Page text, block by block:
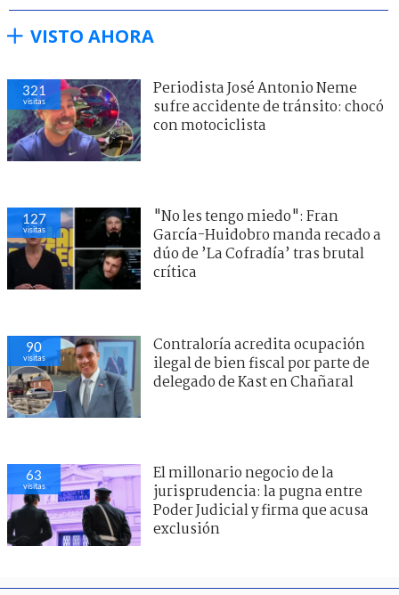
VISTO AHORA
321
visitas
Periodista José Antonio Neme
sufre accidente de tránsito: chocó
con motociclista
127
visitas
"No les tengo miedo": Fran
García-Huidobro manda recado a
dúo de ’La Cofradía’ tras brutal
crítica
90
visitas
Contraloría acredita ocupación
ilegal de bien fiscal por parte de
delegado de Kast en Chañaral
63
visitas
El millonario negocio de la
jurisprudencia: la pugna entre
Poder Judicial y firma que acusa
exclusión